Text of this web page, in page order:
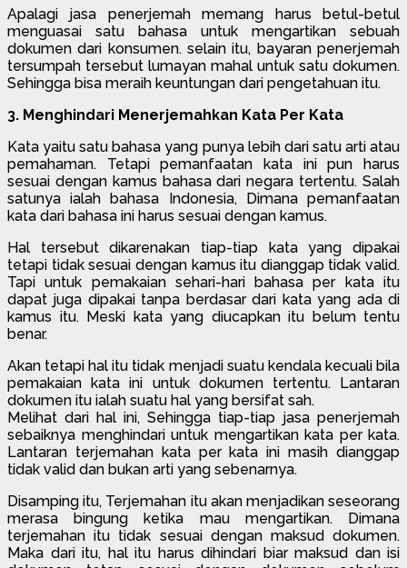
Apalagi jasa penerjemah memang harus betul-betul
menguasai satu bahasa untuk mengartikan sebuah
dokumen dari konsumen. selain itu, bayaran penerjemah
tersumpah tersebut lumayan mahal untuk satu dokumen.
Sehingga bisa meraih keuntungan dari pengetahuan itu.
3. Menghindari Menerjemahkan Kata Per Kata
Kata yaitu satu bahasa yang punya lebih dari satu arti atau
pemahaman. Tetapi pemanfaatan kata ini pun harus
sesuai dengan kamus bahasa dari negara tertentu. Salah
satunya ialah bahasa Indonesia, Dimana pemanfaatan
kata dari bahasa ini harus sesuai dengan kamus.
Hal tersebut dikarenakan tiap-tiap kata yang dipakai
tetapi tidak sesuai dengan kamus itu dianggap tidak valid.
Tapi untuk pemakaian sehari-hari bahasa per kata itu
dapat juga dipakai tanpa berdasar dari kata yang ada di
kamus itu. Meski kata yang diucapkan itu belum tentu
benar.
Akan tetapi hal itu tidak menjadi suatu kendala kecuali bila
pemakaian kata ini untuk dokumen tertentu. Lantaran
dokumen itu ialah suatu hal yang bersifat sah.
Melihat dari hal ini, Sehingga tiap-tiap jasa penerjemah
sebaiknya menghindari untuk mengartikan kata per kata.
Lantaran terjemahan kata per kata ini masih dianggap
tidak valid dan bukan arti yang sebenarnya.
Disamping itu, Terjemahan itu akan menjadikan seseorang
merasa bingung ketika mau mengartikan. Dimana
terjemahan itu tidak sesuai dengan maksud dokumen.
Maka dari itu, hal itu harus dihindari biar maksud dan isi